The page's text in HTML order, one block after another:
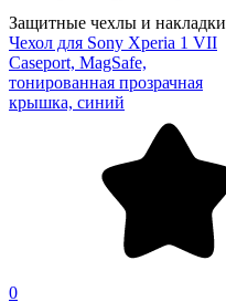
Защитные чехлы и накладки
Чехол для Sony Xperia 1 VII
Caseport, MagSafe,
тонированная прозрачная
крышка, синий
0